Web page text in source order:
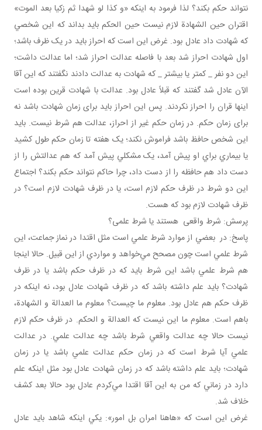
نتواند حکم بکند؟ لذا فرمود به اينکه «و کذا لو شهدا ثم زکيا بعد الموت»
اقتران حين الشهادة لازم نيست حين الحکم بايد بداند که اين شخصي
که شهادت داد عادل بود. غرض اين است که احراز بايد در يک ظرف باشد؛
اول شهادت احراز شد بعد با فاصله عدالت احراز شد؛ اما عدالت داشت؛
اين دو نفر _ کمتر يا بيشتر _ که شهادت به عدالت دادند نگفتند که اين آقا
الآن عادل شد گفتند که قبلاً عادل بود. عدالت با شهادت قرين بوده است
اينها قران را احراز نکردند. پس اين احراز بايد برای زمان شهادت باشد نه
برای زمان حکم. در زمان حکم غير از احراز، عدالت هم شرط نيست. بايد
اين شخص حافظ باشد فراموش نکند؛ يک هفته تا زمان حکم طول کشيد
يا بيماري براي او پيش آمد، يک مشکلي پيش آمد که هم عدالتش را از
دست داد هم حافظه را از دست داد، چرا حاکم نتواند حکم بکند؟ اجتماع
اين دو شرط در ظرف حکم لازم است، يا در ظرف شهادت لازم است؟ در
ظرف شهادت لازم بود که هست.
پرسش: شرط واقعی هستند يا شرط علمی؟
پاسخ: در بعضي از موارد شرط علمي است مثل اقتدا در نماز جماعت، اين
شرط علمي است چون مصحح مي‌خواهد و مواردي از اين قبيل. حالا اينجا
هم شرط علمي باشد اين شرط بايد که در ظرف حکم باشد يا در ظرف
شهادت؟ بايد علم داشته باشد که در ظرف شهادت عادل بود، نه اينکه در
ظرف حکم هم عادل بود. معلوم ما چيست؟ معلوم ما العدالة و الشهادة،
باهم است. معلوم ما اين نيست که العدالة و الحکم. در ظرف حکم لازم
نيست حالا چه عدالت واقعي شرط باشد چه عدالت علمي. در عدالت
علمي آيا شرط است که در زمان حکم عدالت علمي باشد يا در زمان
شهادت؛ بايد علم داشته باشد که در زمان شهادت عادل بود مثل اينکه علم
دارد در زماني که من به اين آقا اقتدا مي‌کردم عادل بود حالا بعد کشف
خلاف شد.
غرض اين است که «هاهنا امران بل امور»: يکي اينکه شاهد بايد عادل